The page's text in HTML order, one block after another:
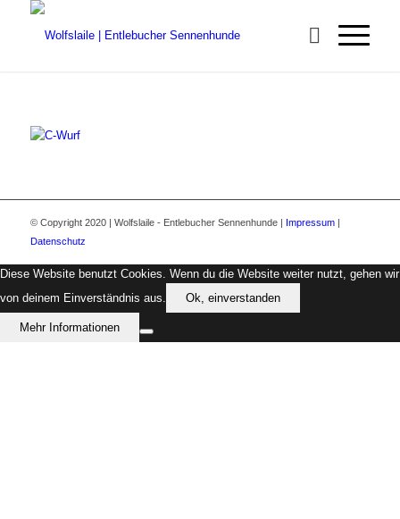
© Copyright 2020 | Wolfslaile - Entlebucher Sennenhunde | Impressum|
Datenschutz
Diese Website benutzt Cookies. Wenn du die Website weiter nutzt, gehen wir
von deinem Einverständnis aus.
Ok, einverstanden
Mehr Informationen